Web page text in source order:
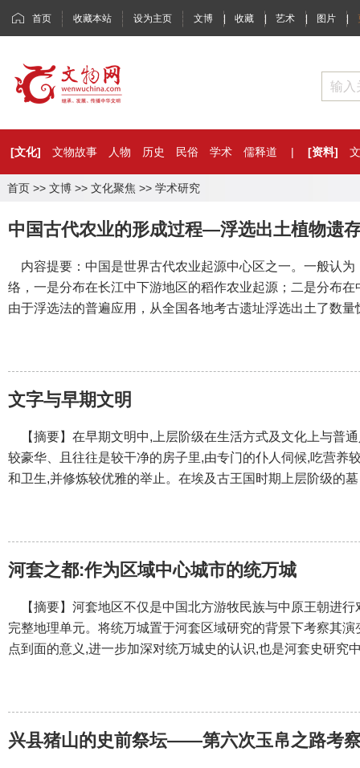
首页 收藏本站 设为主页 文博 | 收藏 | 艺术 | 图片 |
[文化] 文物故事 人物 历史 民俗 学术 儒释道 | [资料]
首页 >> 文博 >> 文化聚焦 >> 学术研究
中国古代农业的形成过程—浮选出土植物遗
内容提要：中国是世界古代农业起源中心区之一。一般认
络，一是分布在长江中下游地区的稻作农业起源；二是分布
由于浮选法的普遍应用，从全国各地考古遗址浮选出土了数
文字与早期文明
【摘要】在早期文明中,上层阶级在生活方式及文化上与普
较豪华、且往往是较干净的房子里,由专门的仆人伺候,吃营养
和卫生,并修炼较优雅的举止。在埃及古王国时期上层阶级的
河套之都:作为区域中心城市的统万城
【摘要】河套地区不仅是中国北方游牧民族与中原王朝进
完整地理单元。将统万城置于河套区域研究的背景下考察其
点到面的意义,进一步加深对统万城史的认识,也是河套史研究
兴县猪山的史前祭坛——第六次玉帛之路考